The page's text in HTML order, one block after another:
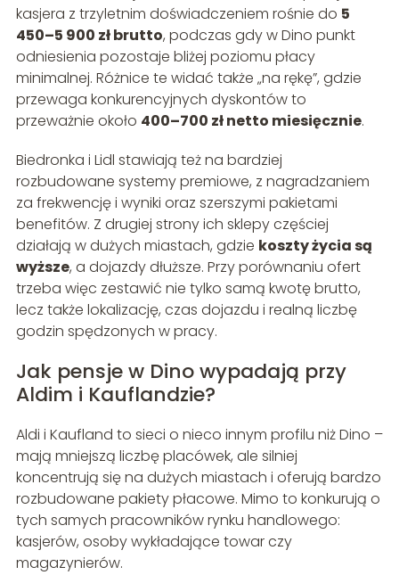
kasjera z trzyletnim doświadczeniem rośnie do 5
450–5 900 zł brutto, podczas gdy w Dino punkt
odniesienia pozostaje bliżej poziomu płacy
minimalnej. Różnice te widać także „na rękę”, gdzie
przewaga konkurencyjnych dyskontów to
przeważnie około 400–700 zł netto miesięcznie.
Biedronka i Lidl stawiają też na bardziej
rozbudowane systemy premiowe, z nagradzaniem
za frekwencję i wyniki oraz szerszymi pakietami
benefitów. Z drugiej strony ich sklepy częściej
działają w dużych miastach, gdzie koszty życia są
wyższe, a dojazdy dłuższe. Przy porównaniu ofert
trzeba więc zestawić nie tylko samą kwotę brutto,
lecz także lokalizację, czas dojazdu i realną liczbę
godzin spędzonych w pracy.
Jak pensje w Dino wypadają przy
Aldim i Kauflandzie?
Aldi i Kaufland to sieci o nieco innym profilu niż Dino –
mają mniejszą liczbę placówek, ale silniej
koncentrują się na dużych miastach i oferują bardzo
rozbudowane pakiety płacowe. Mimo to konkurują o
tych samych pracowników rynku handlowego:
kasjerów, osoby wykładające towar czy
magazynierów.